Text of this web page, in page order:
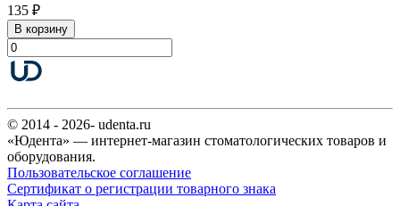
135 ₽
В корзину
© 2014 - 2026- udenta.ru
«Юдента» — интернет-магазин стоматологических товаров и
оборудования.
Пользовательское соглашение
Сертификат о регистрации товарного знака